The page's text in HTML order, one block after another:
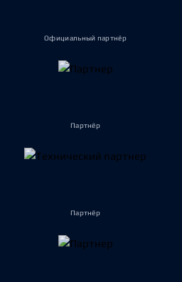
Официальный партнёр
Партнёр
Партнёр